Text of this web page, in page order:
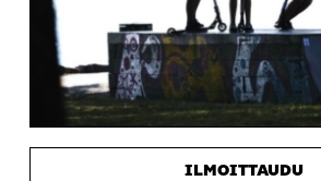
ILMOITTAUDU